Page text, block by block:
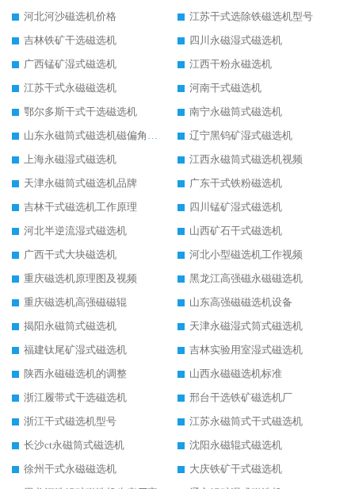
河北河沙磁选机价格
江苏干式选除铁磁选机型号
吉林铁矿干选磁选机
四川永磁湿式磁选机
广西锰矿湿式磁选机
江西干粉永磁选机
江苏干式永磁磁选机
河南干式磁选机
鄂尔多斯干式干选磁选机
南宁永磁筒式磁选机
山东永磁筒式磁选机磁偏角怎么调整
辽宁黑钨矿湿式磁选机
上海永磁湿式磁选机
江西永磁筒式磁选机视频
天津永磁筒式磁选机品牌
广东干式铁粉磁选机
吉林干式磁选机工作原理
四川锰矿湿式磁选机
河北半逆流湿式磁选机
山西矿石干式磁选机
广西干式大块磁选机
河北小型磁选机工作视频
重庆磁选机原理图及视频
黑龙江高强磁永磁磁选机
重庆磁选机高强磁磁辊
山东高强磁磁选机设备
揭阳永磁筒式磁选机
天津永磁湿式筒式磁选机
福建钛尾矿湿式磁选机
吉林实验用室湿式磁选机
陕西永磁磁选机的调整
山西永磁磁选机标准
浙江履带式干选磁选机
邢台干选铁矿磁选机厂
浙江干式磁选机型号
江苏永磁筒式干式磁选机
长沙ct永磁筒式磁选机
沈阳永磁辊式磁选机
徐州干式永磁磁选机
大庆铁矿干式磁选机